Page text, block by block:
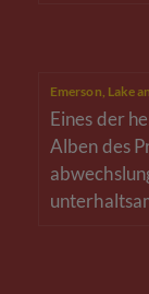
Emerson, Lake
Eines der
Alben des